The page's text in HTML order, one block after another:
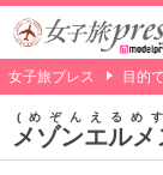
女子旅プレス 目的
メゾンエルメ
めぞんえるめ